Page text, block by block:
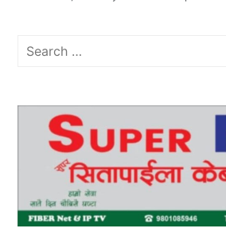
Search